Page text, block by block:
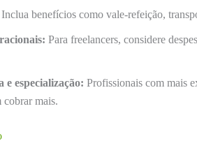
Inclua benefícios como vale-refeição,
Para freelancers, considere
e especialização: Profissionais com mais
cobrar mais.